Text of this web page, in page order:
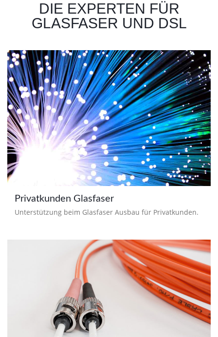
DIE EXPERTEN FÜR
GLASFASER UND DSL
Privatkunden Glasfaser
Unterstützung beim Glasfaser Ausbau für Privatkunden.